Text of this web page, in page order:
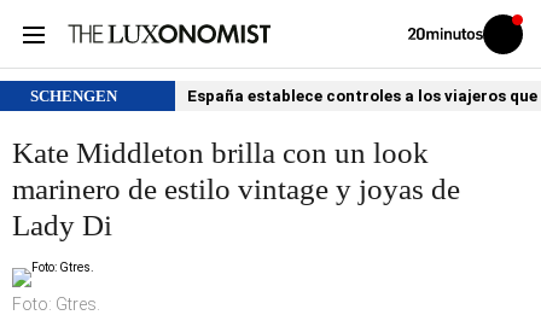
Volver
Iniciar
sesión
SCHENGEN España establece controles a los viajeros
Kate Middleton brilla con un look
marinero de estilo vintage y joyas de
Lady Di
Foto: Gtres.